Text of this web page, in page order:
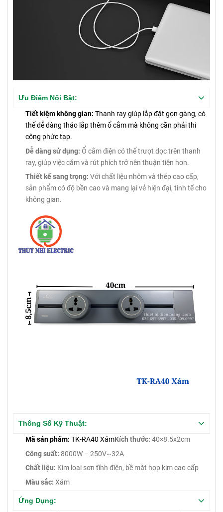
Ưu Điểm Nổi Bật:
Tiết kiệm không gian: Thanh ray giúp lắp đặt gọn gàng, có
thể dễ dàng tháo lắp thêm ổ cắm mà không cần phải thi
công phức tạp.
Dễ dàng sử dụng: Ổ cắm điện có thể trượt dọc trên thanh
ray, giúp việc cắm và rút phích trở nên thuận tiện hơn.
Thiết kế sang trọng: Với chất liệu nhôm và thép cao cấp,
sản phẩm có độ bền cao và mang lại vẻ hiện đại, tinh tế cho
không gian.
Thông Số Kỹ Thuật:
Mã sản phẩm: TK-RA40 XámKích thước: 40×8.5x2cm
Công suất: 8000W – 250V~32A
Chất liệu: Kim loại sơn tĩnh điện, bề mặt hợp kim cao cấp
Màu sắc: Xám
Ứng Dụng: